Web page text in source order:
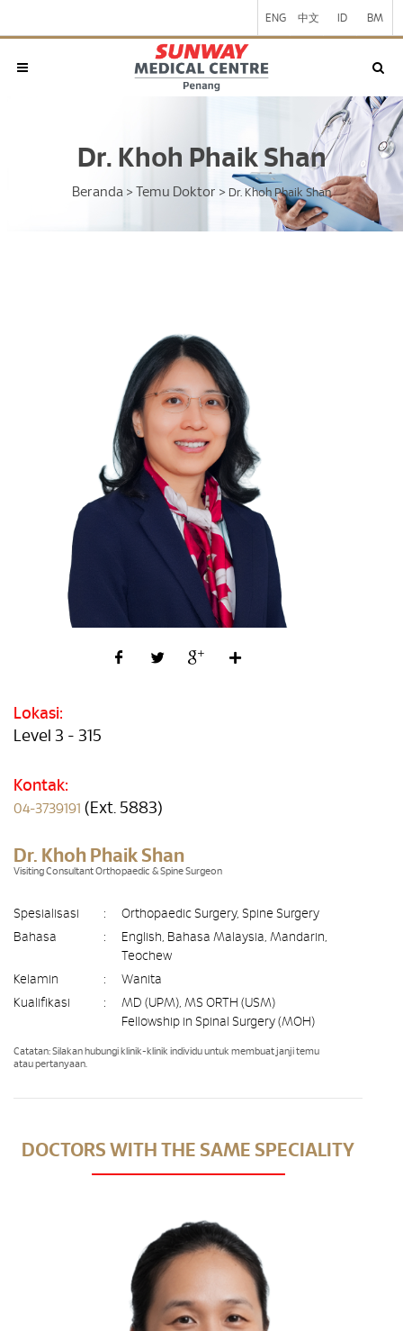
ENG 中文 ID BM
Dr. Khoh Phaik Shan
Beranda > Temu Doktor > Dr. Khoh Phaik Shan
Lokasi:
Level 3 - 315
Kontak:
04-3739191 (Ext. 5883)
Dr. Khoh Phaik Shan
Visiting Consultant Orthopaedic & Spine Surgeon
Spesialisasi :
Orthopaedic Surgery, Spine Surgery
Bahasa
:
English, Bahasa Malaysia, Mandarin,
Teochew
Kelamin
:
Wanita
Kualifikasi
:
MD (UPM), MS ORTH (USM)
Fellowship in Spinal Surgery (MOH)
Catatan: Silakan hubungi klinik-klinik individu untuk membuat janji temu
atau pertanyaan.
DOCTORS WITH THE SAME SPECIALITY